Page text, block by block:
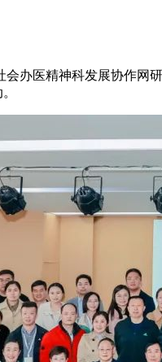
会办医精神科发展协作网